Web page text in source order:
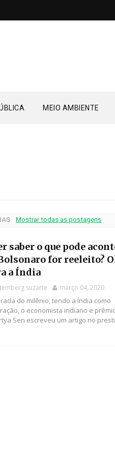
MEIO AMBIENTE
Mostrar todas as postagens
saber o que pode
for reeleito?
a Índia
suzarte março 04, 2020
do milênio, tendo a Índia como
o economista indiano e
Sen escreveu um artigo no